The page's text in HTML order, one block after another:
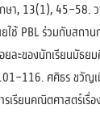
ษา, 13(1), 45–58.
ใช้ PBL ร่วมกับสถา
ยละของนักเรียนมัธย
ศศิธร ขวัญ
เรียนคณิตศาสตร์เรื่อ